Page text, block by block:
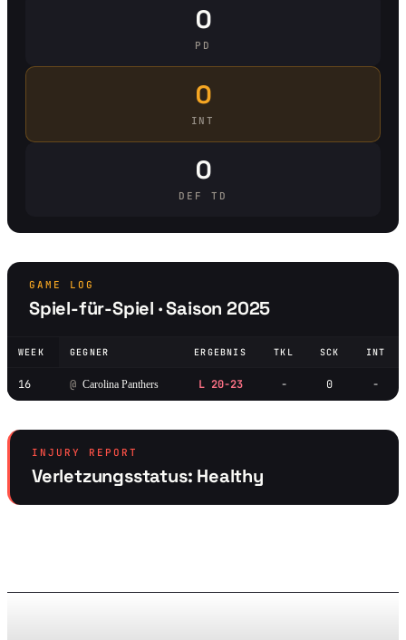
0
PD
0
INT
0
DEF TD
GAME LOG
Spiel-für-Spiel · Saison 2025
WEEK GEGNER ERGEBNIS TKL SCK INT
16 @ Carolina Panthers L 20-23 - 0 -
INJURY REPORT
Verletzungsstatus: Healthy